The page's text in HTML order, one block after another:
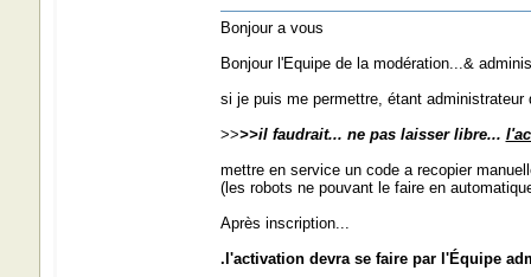
Bonjour a vous
Bonjour l'Equipe de la modération...&
si je puis me permettre, étant administrateur
>>>>il faudrait... ne pas laisser libre...
mettre en service un code a recopier
(les robots ne pouvant le faire en
Après inscription...
.l'activation devra se faire par l'Équipe